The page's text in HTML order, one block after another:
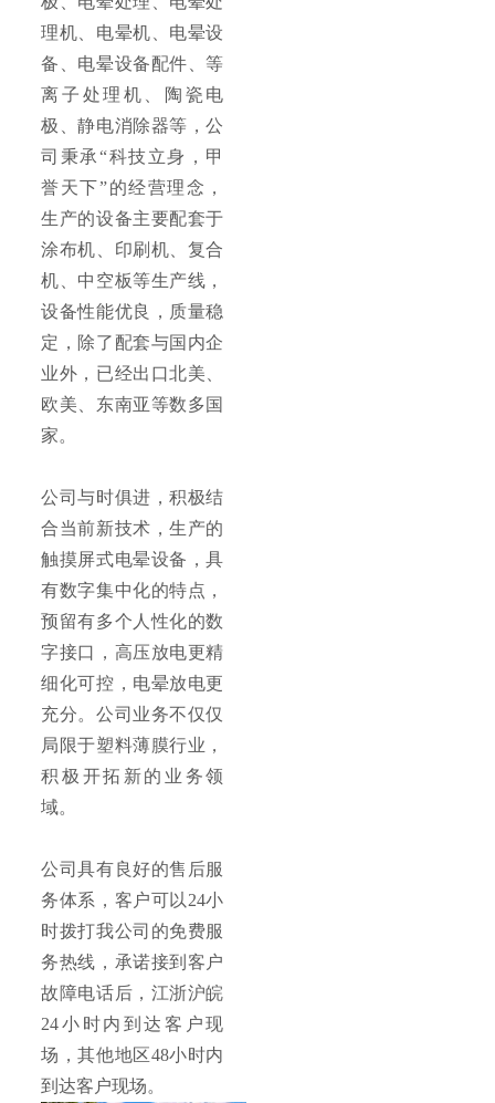
理机、电晕机、电晕设
备、电晕设备配件、等
离子处理机、陶瓷电
极、静电消除器等，公
司秉承“科技立身，甲
誉天下”的经营理念，
生产的设备主要配套于
涂布机、印刷机、复合
机、中空板等生产线，
设备性能优良，质量稳
定，除了配套与国内企
业外，已经出口北美、
欧美、东南亚等数多国
家。
公司与时俱进，积极结
合当前新技术，生产的
触摸屏式电晕设备，具
有数字集中化的特点，
预留有多个人性化的数
字接口，高压放电更精
细化可控，电晕放电更
充分。公司业务不仅仅
局限于塑料薄膜行业，
积极开拓新的业务领
域。
公司具有良好的售后服
务体系，客户可以24小
时拨打我公司的免费服
务热线，承诺接到客户
故障电话后，江浙沪皖
24小时内到达客户现
场，其他地区48小时内
到达客户现场。